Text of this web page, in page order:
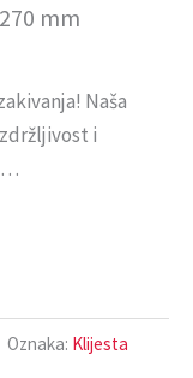
mm
Naša
i
Oznaka: Klijesta